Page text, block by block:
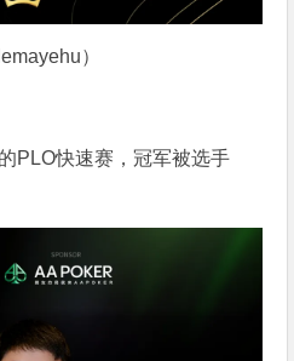
）
PLO快速赛，冠军被选手